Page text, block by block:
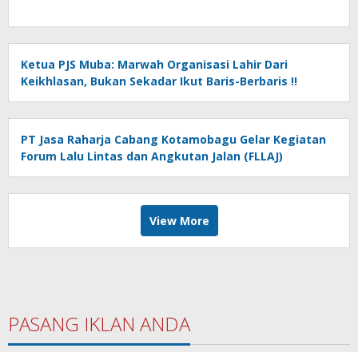
Ketua PJS Muba: Marwah Organisasi Lahir Dari
Keikhlasan, Bukan Sekadar Ikut Baris-Berbaris !!
PT Jasa Raharja Cabang Kotamobagu Gelar Kegiatan
Forum Lalu Lintas dan Angkutan Jalan (FLLAJ)
View More
PASANG IKLAN ANDA